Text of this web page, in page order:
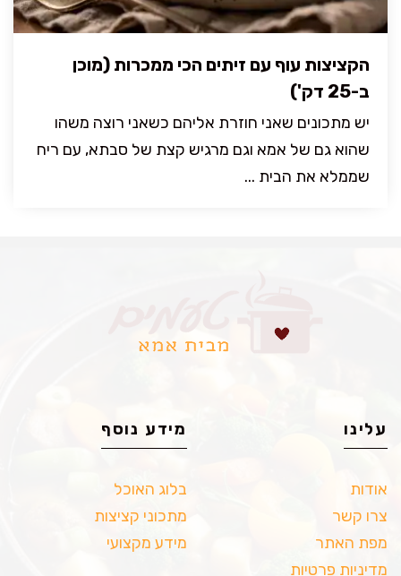
הקציצות עוף עם זיתים הכי ממכרות (מוכן
ב-25 דק')
יש מתכונים שאני חוזרת אליהם כשאני רוצה משהו
שהוא גם של אמא וגם מרגיש קצת של סבתא, עם ריח
שממלא את הבית ...
עלינו
אודות
צרו קשר
מפת האתר
מדיניות פרטיות
מידע נוסף
בלוג האוכל
מתכוני קציצות
מידע מקצועי